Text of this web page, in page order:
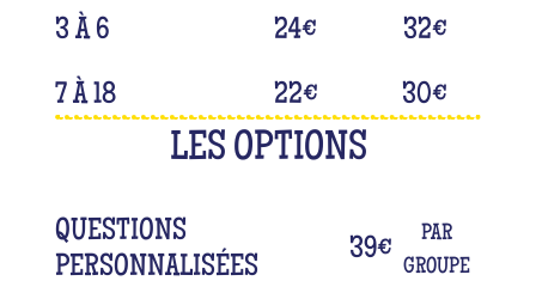
3 À 6 24€ 32€
7 À 18 22€ 30€
LES OPTIONS
QUESTIONS
PERSONNALISÉES
39€
PAR
GROUPE